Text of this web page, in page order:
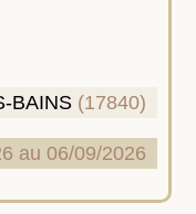
BAINS (17840)
au 06/09/2026